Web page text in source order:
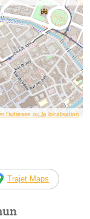
l’adresse ou la localisation
Trajet Maps